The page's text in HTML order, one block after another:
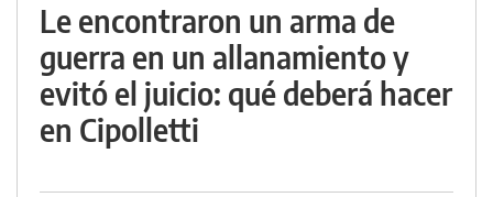
Le encontraron un arma de
guerra en un allanamiento y
evitó el juicio: qué deberá hacer
en Cipolletti